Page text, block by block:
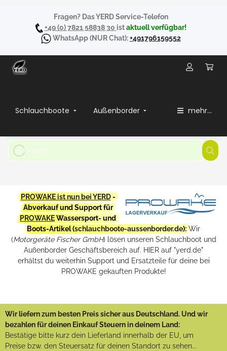
Fragen? Das YERD Service-Telefon
+49 (0) 7821 58838 30 istaktuell verfügbar!
WhatsApp(NUR Chat):+491796159552
Schlauchboote Außenborder mehr...
PROWAKE ist nun bei YERD-
Abverkauf und Support für
PROWAKEWassersport- und
Boots-Artikel (schlauchboote-aussenborder.de): Wir
(Motorgeräte Fischer GmbH) lösen unseren Schlauchboot und
Außenborder Geschäftsbereich auf. HIER auf "yerd.de"
erhältst du weiterhin Support und Ersatzteile für deine bei
PROWAKE gekauften Produkte!
Wir liefern zum besten Preis sicher aus Deutschland. Und wir
bezahlen für deinen Einkauf Steuern in deinem Land:
Bestätige bitte kurz dein Lieferland innerhalb der EU, um
Preise bzw. den Steuersatz für deinen Standort zu sehen...